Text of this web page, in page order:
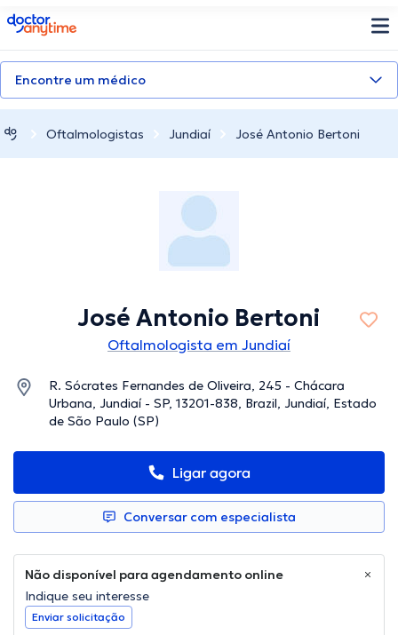
doctoranytime
Encontre um médico
Oftalmologistas Jundiaí José Antonio Bertoni
José Antonio Bertoni
Oftalmologista em Jundiaí
R. Sócrates Fernandes de Oliveira, 245 - Chácara
Urbana, Jundiaí - SP, 13201-838, Brazil, Jundiaí, Estado
de São Paulo (SP)
Ligar agora
Conversar com especialista
Não disponível para agendamento online
Indique seu interesse
Enviar solicitação